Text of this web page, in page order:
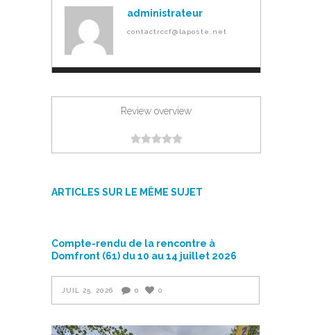
administrateur
contactrccf@laposte.net
Review overview
ARTICLES SUR LE MÊME SUJET
Compte-rendu de la rencontre à
Domfront (61) du 10 au 14 juillet 2026
JUIL 25, 2026 0 0